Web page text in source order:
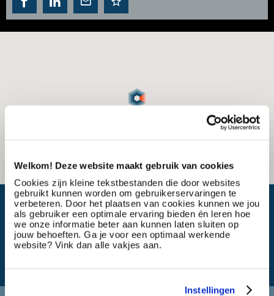
Welkom! Deze website maakt gebruik van cookies
Cookies zijn kleine tekstbestanden die door websites
gebruikt kunnen worden om gebruikerservaringen te
verbeteren. Door het plaatsen van cookies kunnen we jou
als gebruiker een optimale ervaring bieden én leren hoe
we onze informatie beter aan kunnen laten sluiten op
jouw behoeften. Ga je voor een optimaal werkende
website? Vink dan alle vakjes aan.
Instellingen
Wat is mijn reistijd?